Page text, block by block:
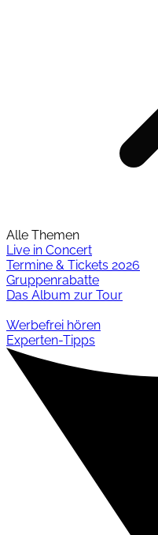
Alle Themen
Live in Concert
Termine & Tickets 2026
Gruppenrabatte
Das Album zur Tour
Werbefrei hören
Experten-Tipps